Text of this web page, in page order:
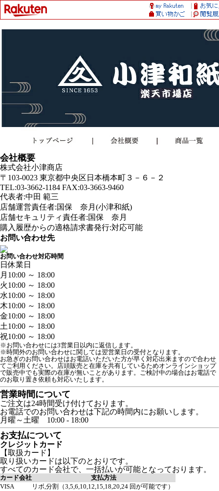
会社概要
株式会社小津商店
〒103-0023 東京都中央区日本橋本町３－６－２
TEL:03-3662-1184 FAX:03-3663-9460
代表者:中田 範三
店舗運営責任者:国保 奈月(小津和紙)
店舗セキュリティ責任者:国保 奈月
購入履歴からの適格請求書発行:対応可能
お問い合わせ先
お問い合わせ対応時間
日休業日
月 10:00 ～ 18:00
火10:00 ～ 18:00
水10:00 ～ 18:00
木10:00 ～ 18:00
金10:00 ～ 18:00
土10:00 ～ 18:00
祝10:00 ～ 18:00
※お問い合わせには3営業日以内に返信します。
※時間外のお問い合わせに関しては翌営業日の受付となります。
お急ぎのお問い合わせはお電話いただいた方が早く対応出来ますので合わせ
てご利用ください。店頭販売と在庫を共有しているためオンラインショップ
で販売中でも実際の在庫が無いことがあります。ご検討中の場合はお電話で
のお取り置き依頼も対応いたします。
営業時間について
ご注文は24時間受け付けております。
お電話でのお問い合わせは下記の時間内にお願いします。
月曜～土曜 10:00 - 18:00
お支払について
クレジットカード
【取扱カード】
取り扱いカードは以下のとおりです。
すべてのカード会社で、一括払いが可能となっております。
カード会社
支払方法
VISA
リボ,分割（3,5,6,10,12,15,18,20,24 回が可能です）